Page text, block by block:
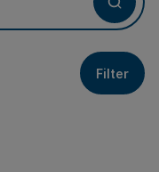
Filter